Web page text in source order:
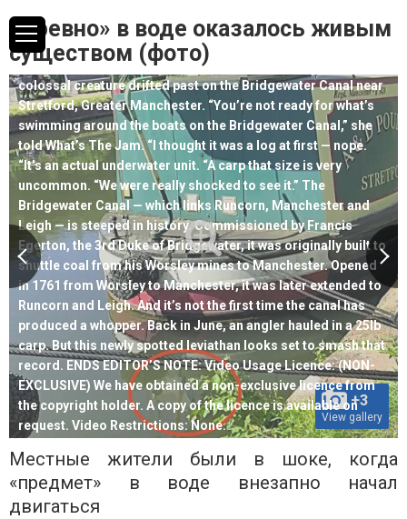
«Бревно» в воде оказалось живым
существом (фото)
+3
View gallery
between moored boats. The beast dwarfs your average carp,
which usually weigh between 10 and 20lb. It was spotted by
Sarah Mather, who couldn’t believe her eyes when the
colossal creature drifted past on the Bridgewater Canal near
Stretford, Greater Manchester. “You’re not ready for what’s
swimming around the boats on the Bridgewater Canal,” she
told What’s The Jam. “I thought it was a log at first — nope.
“It’s an actual underwater unit. “A carp that size is very
uncommon. “We were really shocked to see it.” The
Bridgewater Canal — which links Runcorn, Manchester and
Leigh — is steeped in history. Commissioned by Francis
Egerton, the 3rd Duke of Bridgewater, it was originally built to
shuttle coal from his Worsley mines to Manchester. Opened
in 1761 from Worsley to Manchester, it was later extended to
Runcorn and Leigh. And it’s not the first time the canal has
produced a whopper. Back in June, an angler hauled in a 25lb
carp. But this newly spotted leviathan looks set to smash that
record. ENDS EDITOR’S NOTE: Video Usage Licence: (NON-
EXCLUSIVE) We have obtained a non-exclusive licence from
the copyright holder. A copy of the licence is available on
request. Video Restrictions: None.
Местные жители были в шоке, когда
«предмет» в воде внезапно начал
двигаться